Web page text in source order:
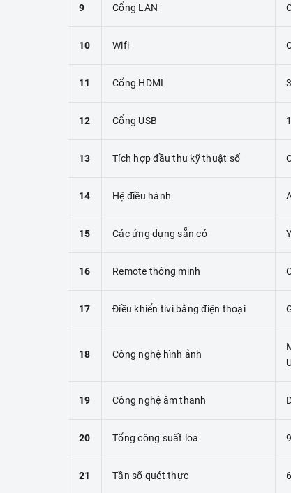
9 Cổng LAN
10 Wifi
11 Cổng HDMI
12 Cổng USB
13 Tích hợp đầu thu kỹ thuật số
14 Hệ điều hành
15 Các ứng dụng sẵn có
16 Remote thông minh
17 Điều khiển tivi bằng điện thoại
18 Công nghệ hình ảnh
19 Công nghệ âm thanh
20 Tổng công suất loa
21 Tần số quét thực